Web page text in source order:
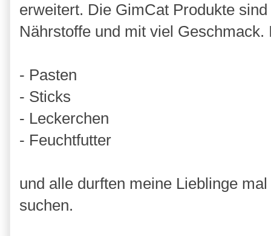
erweitert. Die GimCat Produkte
Nährstoffe und mit viel
- Pasten
- Sticks
- Leckerchen
- Feuchtfutter
und alle durften meine Lieblinge
suchen.